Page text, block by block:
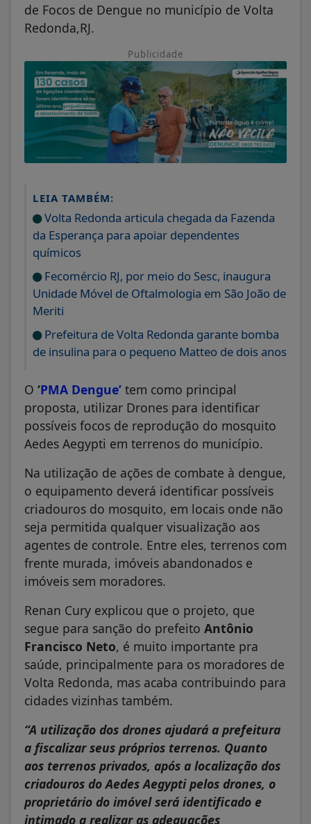
de Focos de Dengue no município de Volta
Redonda,RJ.
Publicidade
LEIA TAMBÉM:
Volta Redonda articula chegada da Fazenda
da Esperança para apoiar dependentes
químicos
Fecomércio RJ, por meio do Sesc, inaugura
Unidade Móvel de Oftalmologia em São João de
Meriti
Prefeitura de Volta Redonda garante bomba
de insulina para o pequeno Matteo de dois anos
O ‘PMA Dengue’ tem como principal
proposta, utilizar Drones para identificar
possíveis focos de reprodução do mosquito
Aedes Aegypti em terrenos do município.
Na utilização de ações de combate à dengue,
o equipamento deverá identificar possíveis
criadouros do mosquito, em locais onde não
seja permitida qualquer visualização aos
agentes de controle. Entre eles, terrenos com
frente murada, imóveis abandonados e
imóveis sem moradores.
Renan Cury explicou que o projeto, que
segue para sanção do prefeito Antônio
Francisco Neto, é muito importante pra
saúde, principalmente para os moradores de
Volta Redonda, mas acaba contribuindo para
cidades vizinhas também.
“A utilização dos drones ajudará a prefeitura
a fiscalizar seus próprios terrenos. Quanto
aos terrenos privados, após a localização dos
criadouros do Aedes Aegypti pelos drones, o
proprietário do imóvel será identificado e
intimado a realizar as adequações